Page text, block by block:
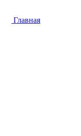
Главная